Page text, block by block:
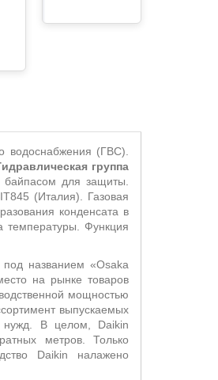
водоснабжения (ГВС).
группа
для защиты.
(Италия). Газовая
конденсата в
температуры. Функция
названием «Osaka
на рынке товаров
мощностью
выпускаемых
нужд. В целом, Daikin
метров. Только
Daikin налажено